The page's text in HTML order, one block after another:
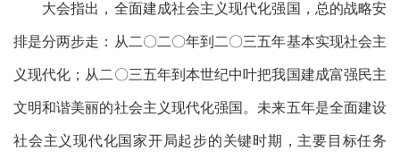
大会指出，全面建成社会主义现代化强国，总的战略安
排是分两步走：从二〇二〇年到二〇三五年基本实现社会主
义现代化；从二〇三五年到本世纪中叶把我国建成富强民主
文明和谐美丽的社会主义现代化强国。未来五年是全面建设
社会主义现代化国家开局起步的关键时期，主要目标任务